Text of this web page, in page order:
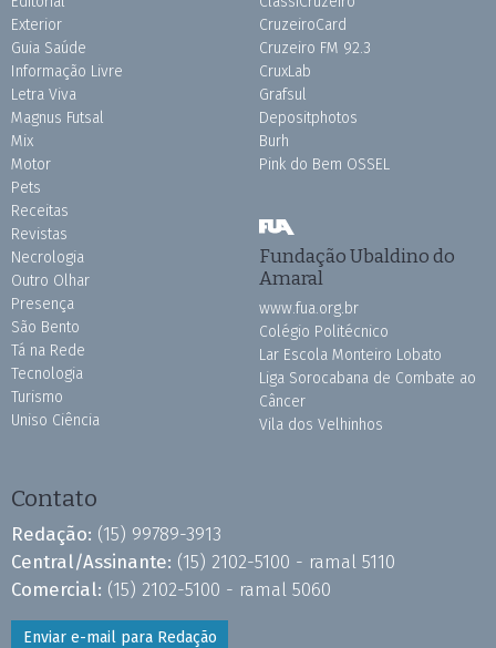
Exterior
Guia Saúde
Informação Livre
Letra Viva
Magnus Futsal
Mix
Motor
Pets
Receitas
Revistas
Necrologia
Outro Olhar
Presença
São Bento
Tá na Rede
Tecnologia
Turismo
Uniso Ciência
CruzeiroCard
Cruzeiro FM 92.3
CruxLab
Grafsul
Depositphotos
Burh
Pink do Bem OSSEL
Fundação Ubaldino do
Amaral
www.fua.org.br
Colégio Politécnico
Lar Escola Monteiro Lobato
Liga Sorocabana de Combate ao
Câncer
Vila dos Velhinhos
Contato
Redação: (15) 99789-3913
Central/Assinante: (15) 2102-5100 - ramal 5110
Comercial: (15) 2102-5100 - ramal 5060
Enviar e-mail para Redação